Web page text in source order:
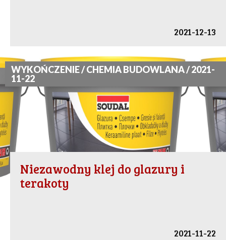
2021-12-13
WYKOŃCZENIE / CHEMIA BUDOWLANA / 2021-
11-22
Niezawodny klej do glazury i
terakoty
2021-11-22